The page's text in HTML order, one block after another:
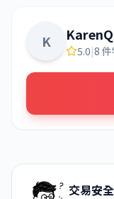
K KarenQ
5.0|8
交易安